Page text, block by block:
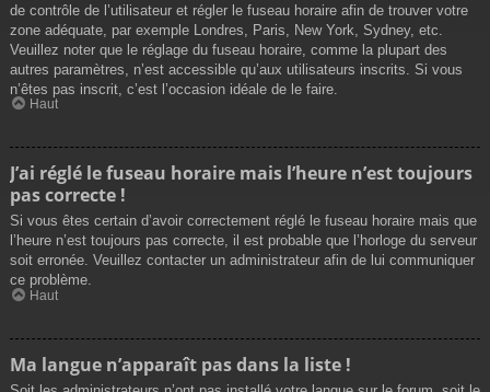
de contrôle de l’utilisateur et régler le fuseau horaire afin de trouver votre
zone adéquate, par exemple Londres, Paris, New York, Sydney, etc.
Veuillez noter que le réglage du fuseau horaire, comme la plupart des
autres paramètres, n’est accessible qu’aux utilisateurs inscrits. Si vous
n’êtes pas inscrit, c’est l’occasion idéale de le faire.
Haut
J’ai réglé le fuseau horaire mais l’heure n’est toujours
pas correcte !
Si vous êtes certain d’avoir correctement réglé le fuseau horaire mais que
l’heure n’est toujours pas correcte, il est probable que l’horloge du serveur
soit erronée. Veuillez contacter un administrateur afin de lui communiquer
ce problème.
Haut
Ma langue n’apparaît pas dans la liste !